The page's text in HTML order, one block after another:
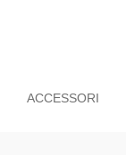
ACCESSORI